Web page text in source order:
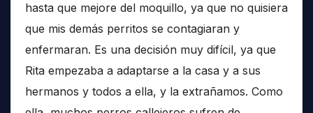
hasta que mejore del moquillo, ya que no quisiera
que mis demás perritos se contagiaran y
enfermaran. Es una decisión muy difícil, ya que
Rita empezaba a adaptarse a la casa y a sus
hermanos y todos a ella, y la extrañamos. Como